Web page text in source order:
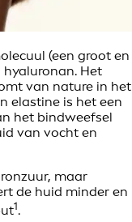
(een groot en
Het
van nature in het
elastine is het een
het bindweefsel
van vocht en
maar
de huid minder en
1.